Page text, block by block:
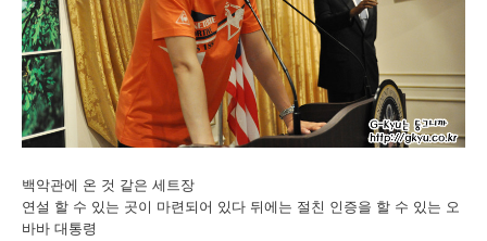
백악관에 온 것 같은 세트장
연설 할 수 있는 곳이 마련되어 있다 뒤에는 절친 인증을 할 수 있는 오
바바 대통령